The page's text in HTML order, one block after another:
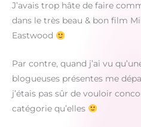
J’avais trop hâte de faire
dans le très beau & bon film
Eastwood
Par contre, quand j’ai vu
blogueuses présentes me
j’étais pas sûr de vouloir
catégorie qu’elles